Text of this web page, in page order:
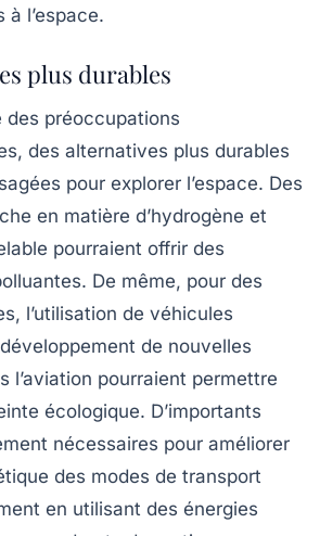
à l’espace.
plus durables
des préoccupations
des alternatives plus durables
pour explorer l’espace. Des
en matière d’hydrogène et
pourraient offrir des
De même, pour des
l’utilisation de véhicules
de nouvelles
l’aviation pourraient permettre
écologique. D’importants
nécessaires pour améliorer
des modes de transport
en utilisant des énergies